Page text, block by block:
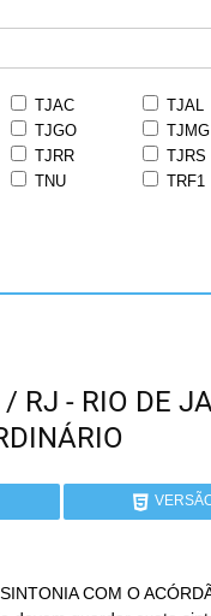
TJAC TJAL
TJGO TJMG
TJRR TJRS
TNU TRF1
RJ - RIO DE
COM O